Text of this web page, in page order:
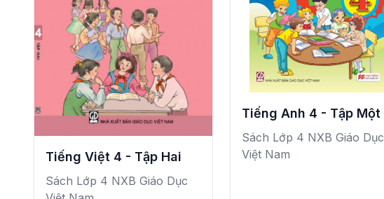
Tiếng Việt 4 - Tập Hai
Sách Lớp 4 NXB Giáo Dục
Tiếng Anh 4 - Tập Một
Sách Lớp 4 NXB Giáo Dục
Việt Nam